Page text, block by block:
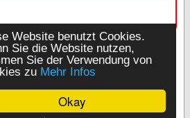
Okay
Website benutzt Cookies.
Sie die Website nutzen,
Sie der Verwendung von
zu Mehr Infos